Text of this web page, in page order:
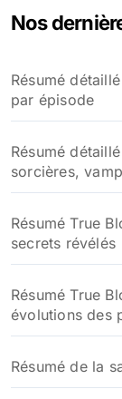
Nos
Résumé
par épisode
Résumé
sorcières,
Résumé True
secrets révélés
Résumé True
évolutions des
Résumé de la